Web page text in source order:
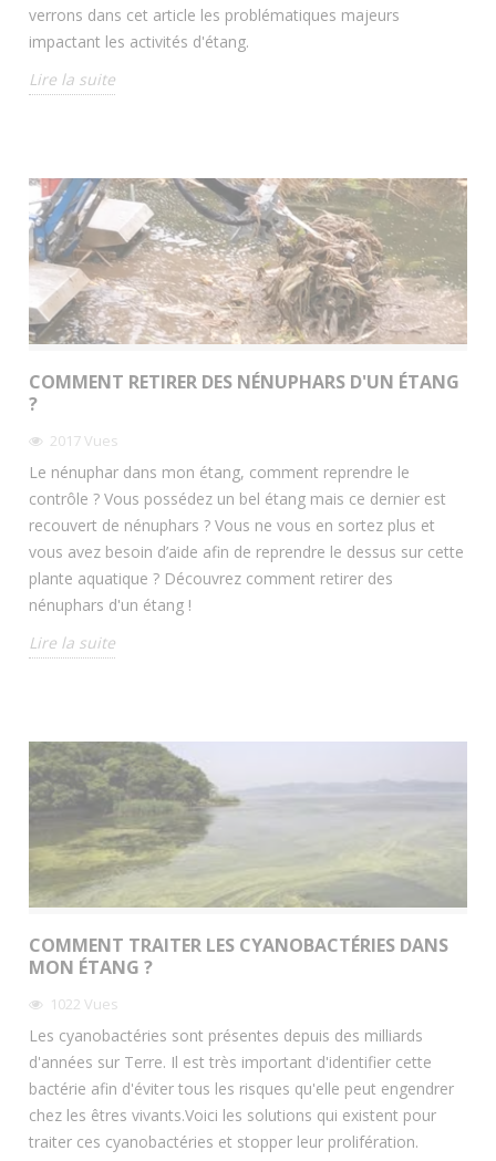
verrons dans cet article les problématiques majeurs
impactant les activités d'étang.
Lire la suite
COMMENT RETIRER DES NÉNUPHARS D'UN ÉTANG
?
2017Vues
Le nénuphar dans mon étang, comment reprendre le
contrôle ? Vous possédez un bel étang mais ce dernier est
recouvert de nénuphars ? Vous ne vous en sortez plus et
vous avez besoin d’aide afin de reprendre le dessus sur cette
plante aquatique ? Découvrez comment retirer des
nénuphars d'un étang !
Lire la suite
COMMENT TRAITER LES CYANOBACTÉRIES DANS
MON ÉTANG ?
1022Vues
Les cyanobactéries sont présentes depuis des milliards
d'années sur Terre. Il est très important d'identifier cette
bactérie afin d'éviter tous les risques qu'elle peut engendrer
chez les êtres vivants.Voici les solutions qui existent pour
traiter ces cyanobactéries et stopper leur prolifération.